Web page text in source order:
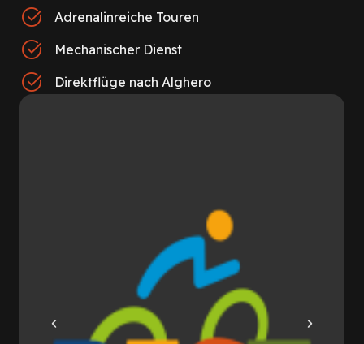
Adrenalinreiche Touren
Mechanischer Dienst
Direktflüge nach Alghero